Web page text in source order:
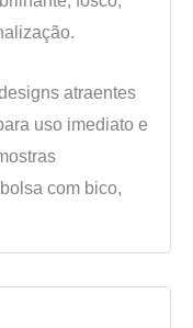
atraentes
uso imediato e
com bico,